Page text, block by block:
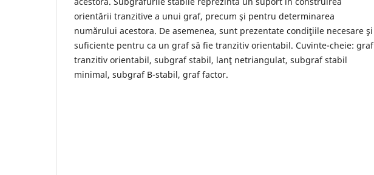
orientării tranzitive a unui graf, precum şi pentru determinarea
numărului acestora. De asemenea, sunt prezentate condiţiile necesare şi
suficiente pentru ca un graf să fie tranzitiv orientabil. Cuvinte-cheie: graf
tranzitiv orientabil, subgraf stabil, lanţ netriangulat, subgraf stabil
minimal, subgraf B-stabil, graf factor.